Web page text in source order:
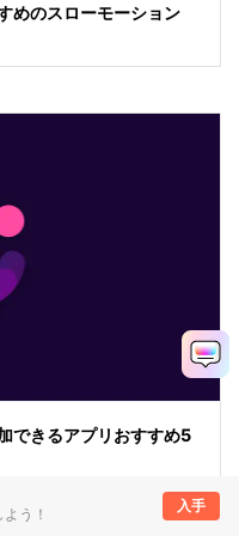
う！
入手
めのスローモーション
できるアプリおすすめ5